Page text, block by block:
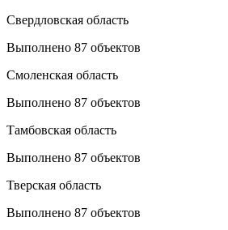
Свердловская область
Выполнено 87 объектов
Смоленская область
Выполнено 87 объектов
Тамбовская область
Выполнено 87 объектов
Тверская область
Выполнено 87 объектов